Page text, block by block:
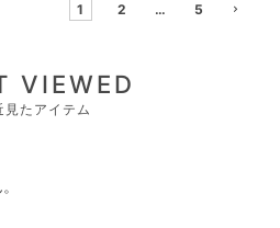
1
2 … 5
VIEWED
見たアイテム